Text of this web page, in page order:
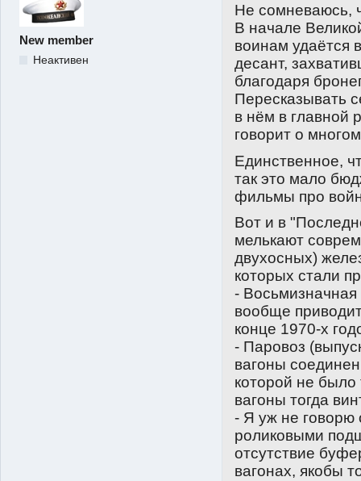
New member
Неактивен
Не сомневаюсь,
В начале
воинам удаётся
десант,
благодаря
Пересказывать
в нём в главной
говорит о
Единственное,
так это мало
фильмы про
Вот и в
мелькают
двухосных)
которых стали
- Восьмизначная
вообще
конце 1970-х
- Паровоз
вагоны
которой не было
вагоны тогда
- Я уж не говорю
роликовыми
отсутствие
вагонах, якобы